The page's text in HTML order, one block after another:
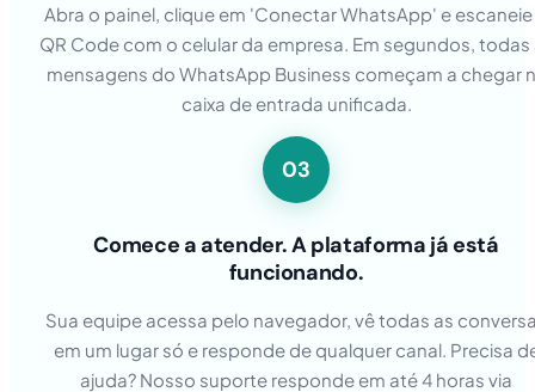
Abra o painel, clique em 'Conectar WhatsApp' e
QR Code com o celular da empresa. Em segundos, todas
mensagens do WhatsApp Business começam a chegar
caixa de entrada unificada.
03
Comece a atender. A plataforma já está
funcionando.
Sua equipe acessa pelo navegador, vê todas as
em um lugar só e responde de qualquer canal. Precisa
ajuda? Nosso suporte responde em até 4 horas via